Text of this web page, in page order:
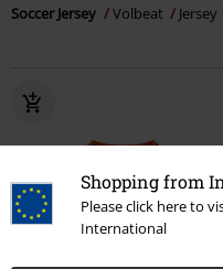
Shopping from
Please click here to
International
Soccer Jersey Volbeat Jersey